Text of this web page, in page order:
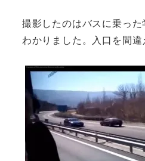
撮影したのはバスに乗っ
わかりました。入口を間